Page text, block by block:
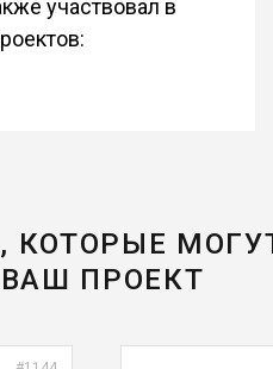
участвовал в
КОТОРЫЕ
ПРОЕКТ